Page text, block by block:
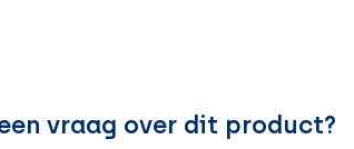
vraag over dit product?